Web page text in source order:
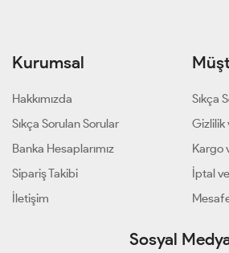
Kurumsal
Hakkımızda
Sıkça Sorulan Sorular
Banka Hesaplarımız
Sipariş Takibi
İletişim
Sıkça
Gizlilik
Kargo
İptal
Sosyal